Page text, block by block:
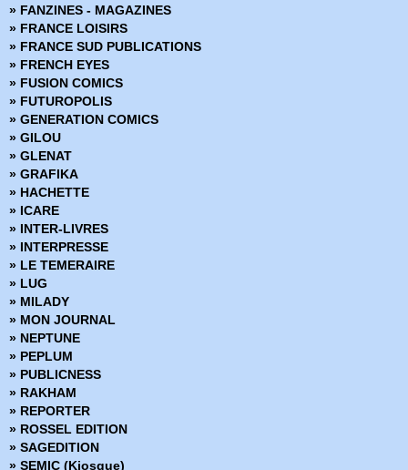
› Wynd - Tome 1 - L'envol du prince
› Wynd - Volume 2 - Le mystère des ailes
› Batman Les adaptation animées
› Krypto super-chien - Chien devaaaant !
› Batman Gotham Aventures - Volume 5
› Gotham Girls - Nouvelle édition
› Hellblazer - Le mystère de la prof sans cœur
› Superman Aventures - Tome 6
Batman Gotham Aventures - Volume 6
» FANZINES - MAGAZINES
» FRANCE LOISIRS
» FRANCE SUD PUBLICATIONS
» FRENCH EYES
» FUSION COMICS
» FUTUROPOLIS
» GENERATION COMICS
» GILOU
» GLENAT
» GRAFIKA
» HACHETTE
» ICARE
» INTER-LIVRES
» INTERPRESSE
» LE TEMERAIRE
» LUG
» MILADY
» MON JOURNAL
» NEPTUNE
» PEPLUM
» PUBLICNESS
» RAKHAM
» REPORTER
» ROSSEL EDITION
» SAGEDITION
» SEMIC (Kiosque)